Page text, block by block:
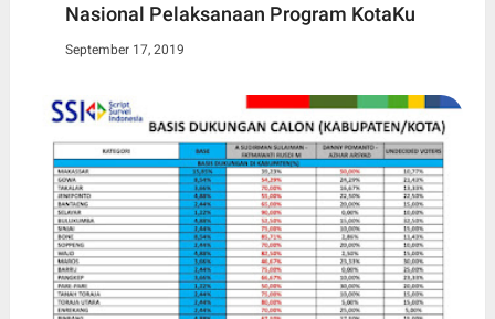
Nasional Pelaksanaan Program KotaKu
September 17, 2019